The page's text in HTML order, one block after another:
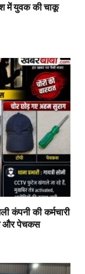
में युवक की चाकू
कंपनी की कर्मचारी
और पेचकस